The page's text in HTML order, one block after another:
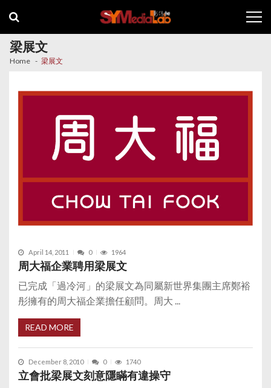
navigation
content
梁展文
Home 梁展文
April 14, 2011 0 1964
周大福企業聘用梁展文
已完成「過冷河」的梁展文為同屬新世界集團主席鄭裕
彤擁有的周大福企業擔任顧問。周大 ...
READ MORE
December 8, 2010 0 1740
立會批梁展文刻意隱瞞有違操守